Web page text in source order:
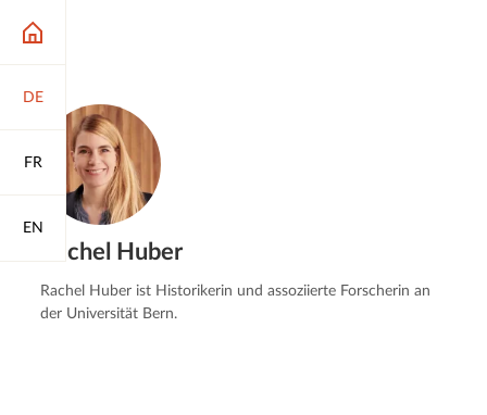
DE
FR
EN
Rachel Huber
Rachel Huber ist Historikerin und assoziierte Forscherin an
der Universität Bern.